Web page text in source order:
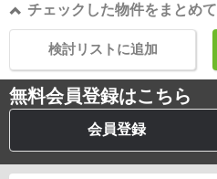
チェックした物件をまとめて
検討リストに追加
無料会員登録はこちら
会員登録